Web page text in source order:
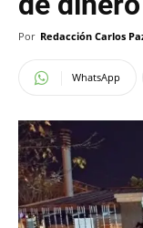
Por Redacción Carlos
WhatsApp